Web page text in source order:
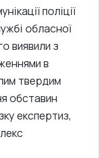
поліції
обласної
виявили з
в
твердим
обставин
експертиз,